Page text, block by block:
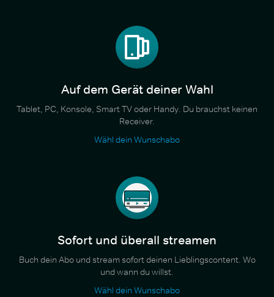
Auf dem Gerät deiner Wahl
Tablet, PC, Konsole, Smart TV oder Handy. Du brauchst keinen
Receiver.
Wähl dein Wunschabo
Sofort und überall streamen
Buch dein Abo und stream sofort deinen Lieblingscontent. Wo
und wann du willst.
Wähl dein Wunschabo